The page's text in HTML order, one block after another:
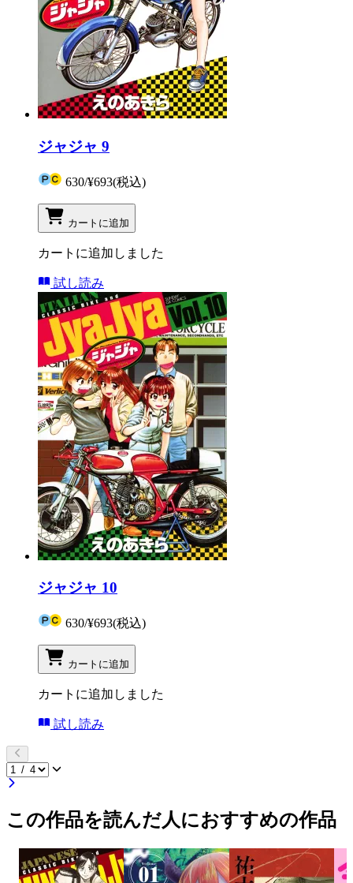
ジャジャ 9
630/¥693(税込)
カートに追加
カートに追加しました
試し読み
ジャジャ 10
630/¥693(税込)
カートに追加
カートに追加しました
試し読み
この作品を読んだ人におすすめの作品